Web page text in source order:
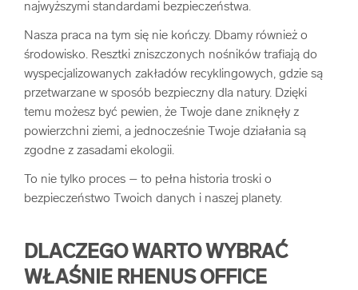
najwyższymi standardami bezpieczeństwa.
Nasza praca na tym się nie kończy. Dbamy również o
środowisko. Resztki zniszczonych nośników trafiają do
wyspecjalizowanych zakładów recyklingowych, gdzie są
przetwarzane w sposób bezpieczny dla natury. Dzięki
temu możesz być pewien, że Twoje dane zniknęły z
powierzchni ziemi, a jednocześnie Twoje działania są
zgodne z zasadami ekologii.
To nie tylko proces – to pełna historia troski o
bezpieczeństwo Twoich danych i naszej planety.
DLACZEGO WARTO WYBRAĆ
WŁAŚNIE RHENUS OFFICE